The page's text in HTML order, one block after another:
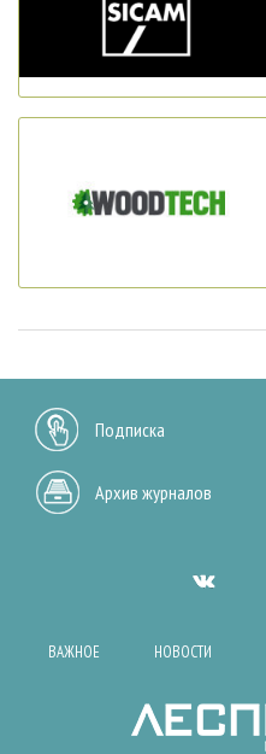
Подписка
Архив журналов
ВАЖНОЕ НОВОСТИ